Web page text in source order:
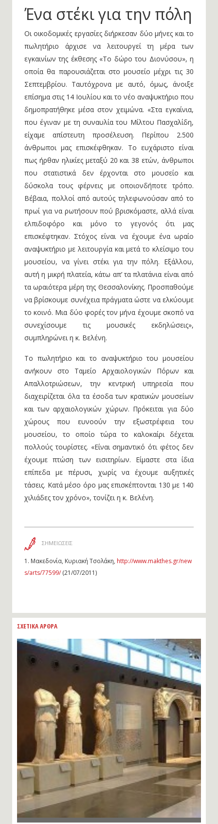
Ένα στέκι για την πόλη
Οι οικοδομικές εργασίες διήρκεσαν δύο μήνες και το
πωλητήριο άρχισε να λειτουργεί τη μέρα των
εγκαινίων της έκθεσης «Το δώρο του Διονύσου», η
οποία θα παρουσιάζεται στο μουσείο μέχρι τις 30
Σεπτεμβρίου. Ταυτόχρονα με αυτό, όμως, άνοιξε
επίσημα στις 14 Ιουλίου και το νέο αναψυκτήριο που
δημοπρατήθηκε μέσα στον χειμώνα. «Στα εγκαίνια,
που έγιναν με τη συναυλία του Μίλτου Πασχαλίδη,
είχαμε απίστευτη προσέλευση. Περίπου 2.500
άνθρωποι μας επισκέφθηκαν. Το ευχάριστο είναι
πως ήρθαν ηλικίες μεταξύ 20 και 38 ετών, άνθρωποι
που στατιστικά δεν έρχονται στο μουσείο και
δύσκολα τους φέρνεις με οποιονδήποτε τρόπο.
Βέβαια, πολλοί από αυτούς τηλεφωνούσαν από το
πρωί για να ρωτήσουν πού βρισκόμαστε, αλλά είναι
ελπιδοφόρο και μόνο το γεγονός ότι μας
επισκέφτηκαν. Στόχος είναι να έχουμε ένα ωραίο
αναψυκτήριο με λειτουργία και μετά το κλείσιμο του
μουσείου, να γίνει στέκι για την πόλη. Εξάλλου,
αυτή η μικρή πλατεία, κάτω απ’ τα πλατάνια είναι από
τα ωραιότερα μέρη της Θεσσαλονίκης. Προσπαθούμε
να βρίσκουμε συνέχεια πράγματα ώστε να ελκύουμε
το κοινό. Μια δύο φορές τον μήνα έχουμε σκοπό να
συνεχίσουμε τις μουσικές εκδηλώσεις»,
συμπληρώνει η κ. Βελένη.
Το πωλητήριο και το αναψυκτήριο του μουσείου
ανήκουν στο Ταμείο Αρχαιολογικών Πόρων και
Απαλλοτριώσεων, την κεντρική υπηρεσία που
διαχειρίζεται όλα τα έσοδα των κρατικών μουσείων
και των αρχαιολογικών χώρων. Πρόκειται για δύο
χώρους που ευνοούν την εξωστρέφεια του
μουσείου, το οποίο τώρα το καλοκαίρι δέχεται
πολλούς τουρίστες. «Είναι σημαντικό ότι φέτος δεν
έχουμε πτώση των εισιτηρίων. Είμαστε στα ίδια
επίπεδα με πέρυσι, χωρίς να έχουμε αυξητικές
τάσεις. Κατά μέσο όρο μας επισκέπτονται 130 με 140
χιλιάδες τον χρόνο», τονίζει η κ. Βελένη.
ΣΗΜΕΙΩΣΕΙΣ
1. Μακεδονία, Κυριακή Τσολάκη, http://www.makthes.gr/new
s/arts/77599/ (21/07/2011)
ΣΧΕΤΙΚΑ ΑΡΘΡΑ